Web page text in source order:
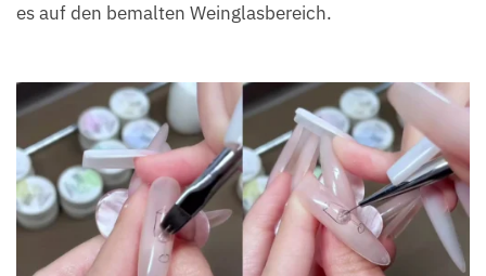
es auf den bemalten Weinglasbereich.